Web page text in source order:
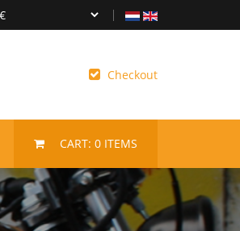
Checkout
CART: 0 ITEMS